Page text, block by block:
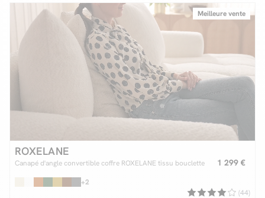
Facilité de paiements
Mieux nous connaître
Meilleure vente
ROXELANE
Canapé d'angle convertible coffre ROXELANE tissu bouclette 1 299 €
+2
(44)